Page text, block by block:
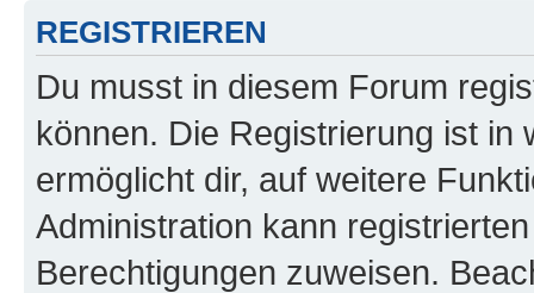
REGISTRIEREN
Du musst in diesem Forum
können. Die Registrierung ist in
ermöglicht dir, auf weitere
Administration kann
Berechtigungen zuweisen.